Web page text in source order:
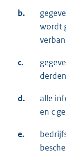
b.
wordt
c.
d.
alle
en c
e.